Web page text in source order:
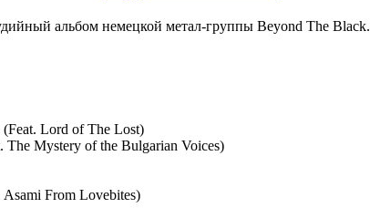
альбом немецкой метал-группы Beyond The Black.
Lord of The Lost)
The Mystery of the Bulgarian Voices)
Asami From Lovebites)